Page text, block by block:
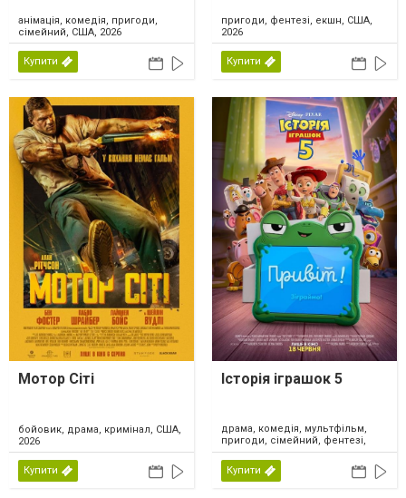
анімація, комедія, пригоди,
сімейний, США, 2026
Купити
пригоди, фентезі, екшн, США,
2026
Купити
Мотор Сіті
бойовик, драма, кримінал, США,
2026
Купити
Історія іграшок 5
драма, комедія, мультфільм,
пригоди, сімейний, фентезі,
США, 2026
Купити